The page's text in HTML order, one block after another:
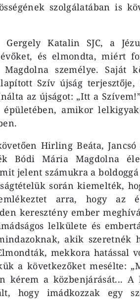
szolgálatában is
Katalin SJC, a
és elmondta, miért
személye. Saját
Szív újság
az újságot: „Itt a
amikor
Hirling Beáta,
Bódi Mária Magdolna
jelent számukra a
során kiemelték,
arra, hogy az
keresztény ember
lelkülete és
akik szeretnék
mekkora hatással
a következőket mesélte:
kérem a közbenjárását... A
hogy imádkozzak egy